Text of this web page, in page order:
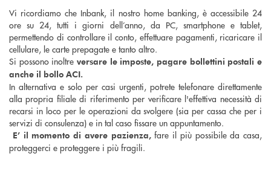
Vi ricordiamo che Inbank, il nostro home banking, è accessibile 24
ore su 24, tutti i giorni dell’anno, da PC, smartphone e tablet,
permettendo di controllare il conto, effettuare pagamenti, ricaricare il
cellulare, le carte prepagate e tanto altro.
Si possono inoltre versare le imposte, pagare bollettini postali e
anche il bollo ACI.
In alternativa e solo per casi urgenti, potrete telefonare direttamente
alla propria filiale di riferimento per verificare l'effettiva necessità di
recarsi in loco per le operazioni da svolgere (sia per cassa che per i
servizi di consulenza) e in tal caso fissare un appuntamento.
E’ il momento di avere pazienza,fare il più possibile da casa,
proteggerci e proteggere i più fragili.